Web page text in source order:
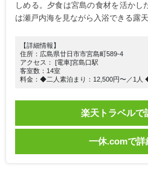
しめる。夕食は宮島の食材を活かし
は瀬戸内海を見ながら入浴できる露
【詳細情報】
住所：広島県廿日市市宮島町589-4
アクセス： [電車]宮島口駅
客室数：14室
料金：◆二人素泊まり：12,500円〜／1人
楽天トラベルで
一休.comで詳